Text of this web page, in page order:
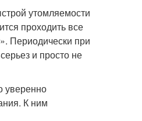
утомляемости
проходить все
Периодически при
и просто не
уверенно
К ним